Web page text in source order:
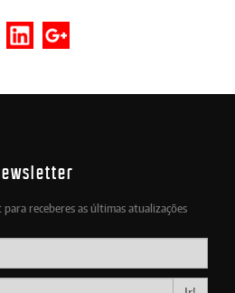
receberes as últimas atualizações